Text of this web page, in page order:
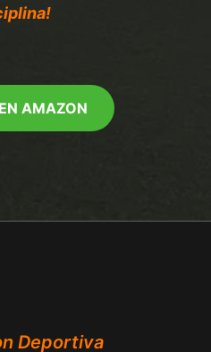
AMAZON
Deportiva